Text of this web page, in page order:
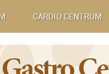
CARDIO CENTRUM